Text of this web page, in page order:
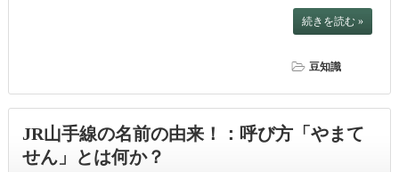
続きを読む »
豆知識
JR山手線の名前の由来！：呼び方「やまて
せん」とは何か？